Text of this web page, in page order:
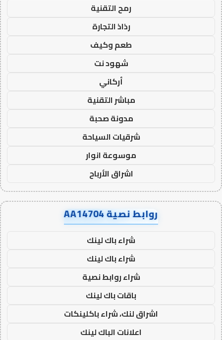
رمح التقنية
رذاذ التجارة
طعم وكيف
شهود نت
أركاني
مباشر التقنية
مدونة صحبة
شرقيات السياحة
موسوعة انوار
اشراق الأرباح
روابط نصية AA14704
شراء باك لينك
شراء باك لينك
شراء روابط نصية
باقات باك لينك
اشراق لنك، شراء باكلينكات
اعلانات الباك لينك